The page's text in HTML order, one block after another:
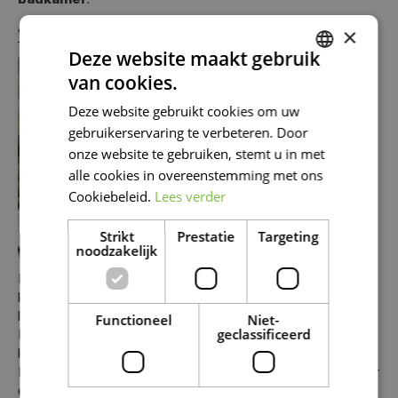
VAREN
Een varen is een ideale kamerplant voor een hoekje van je
kamer. Zo krijgen z’n bladeren alle ruimte die ze nodig
hebben.
Nieuwe bladeren van een varen rollen zich af vanuit een
krulletje, da’s altijd mooi om zien.
Bij Famiflora in Moeskroen en De Panne kan je terecht voor
een
enorme keuze aan varens als kamerplanten
×
Deze website maakt gebruik
van cookies.
Deze website gebruikt cookies om uw
gebruikerservaring te verbeteren. Door
onze website te gebruiken, stemt u in met
alle cookies in overeenstemming met ons
Cookiebeleid. Lees verder
Strikt
noodzakelijk
Prestatie Targeting
Functioneel
Niet-
geclassificeerd